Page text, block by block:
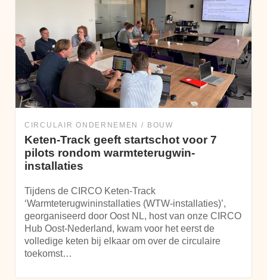
CIRCULAIR ONDERNEMEN BOUW
Keten-Track geeft startschot voor 7
pilots rondom warmteterugwin-
installaties
Tijdens de CIRCO Keten-Track
‘Warmteterugwininstallaties (WTW-installaties)’,
georganiseerd door Oost NL, host van onze CIRCO
Hub Oost-Nederland, kwam voor het eerst de
volledige keten bij elkaar om over de circulaire
toekomst…